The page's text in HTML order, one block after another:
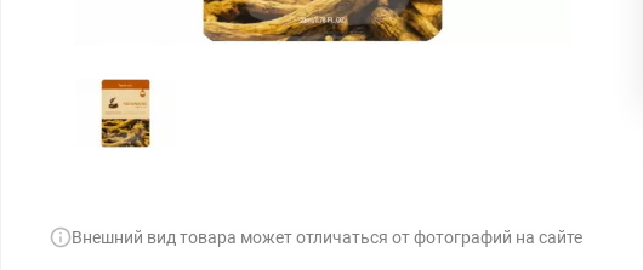
Внешний вид товара может отличаться от фотографий на сайте